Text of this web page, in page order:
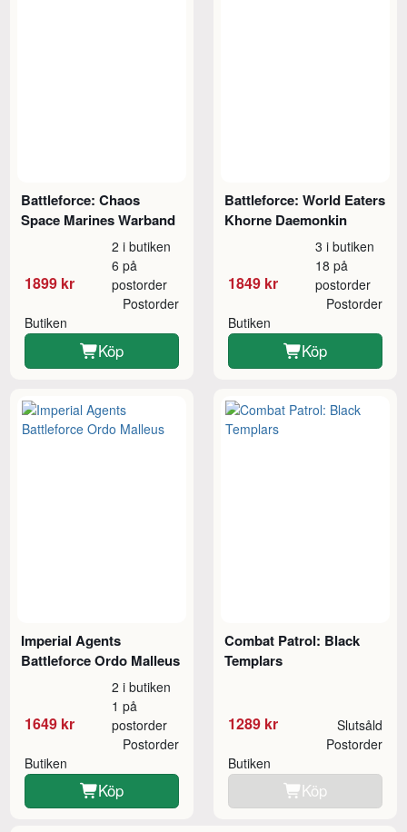
Battleforce: Chaos
Space Marines Warband
1899 kr
2 i butiken
6 på
postorder
Butiken
Postorder
Köp
Battleforce: World Eaters
Khorne Daemonkin
1849 kr
3 i butiken
18 på
postorder
Butiken
Postorder
Köp
Imperial Agents
Battleforce Ordo Malleus
1649 kr
2 i butiken
1 på
postorder
Butiken
Postorder
Köp
Combat Patrol: Black
Templars
1289 kr Slutsåld
Butiken
Postorder
Köp